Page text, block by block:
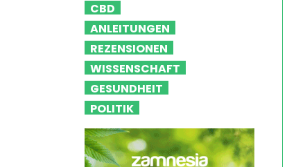
CBD
ANLEITUNGEN
REZENSIONEN
WISSENSCHAFT
GESUNDHEIT
POLITIK